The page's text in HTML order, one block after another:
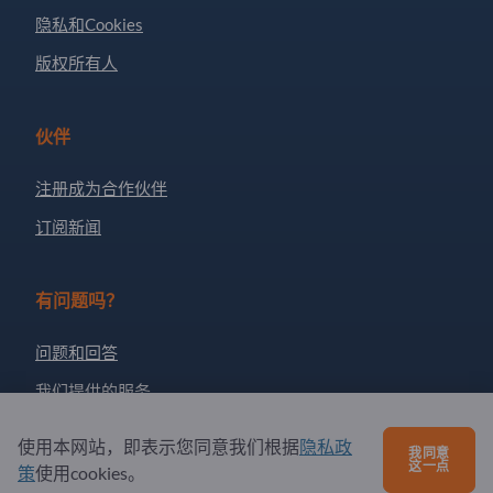
隐私和Cookies
版权所有人
伙伴
注册成为合作伙伴
订阅新闻
有问题吗？
问题和回答
我们提供的服务
给Exportpages发送消息
使用本网站，即表示您同意我们根据隐私政
策使用cookies。
我同意
这一点